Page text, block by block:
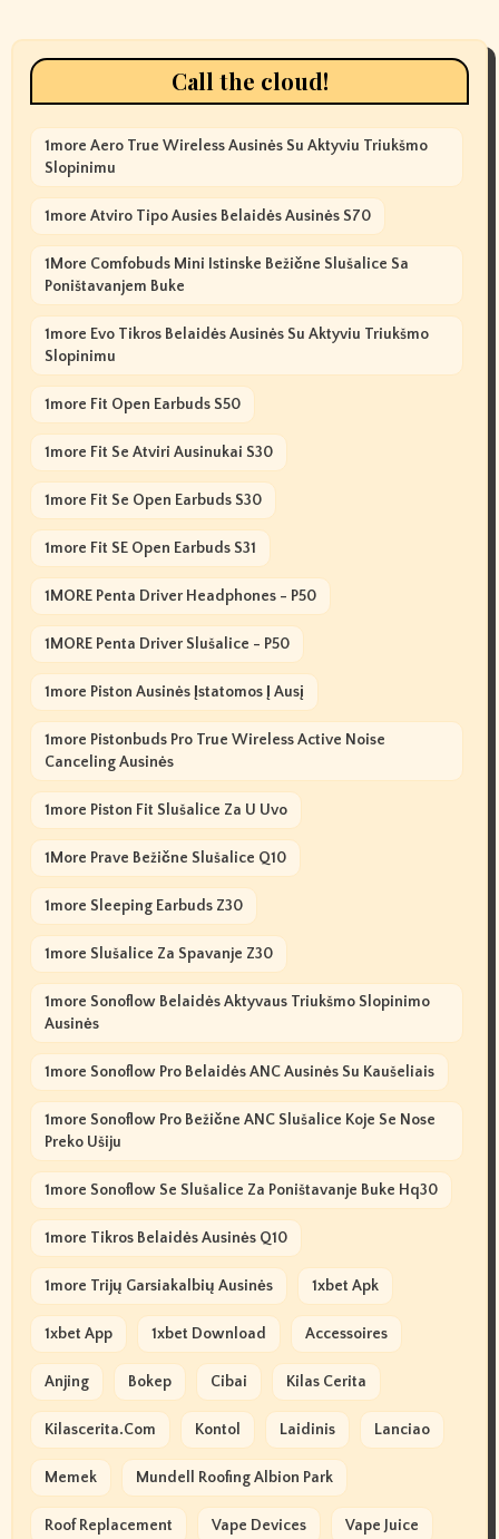
Call the cloud!
1more Aero True Wireless Ausinės Su Aktyviu Triukšmo
Slopinimu
1more Atviro Tipo Ausies Belaidės Ausinės S70
1More Comfobuds Mini Istinske Bežične Slušalice Sa
Poništavanjem Buke
1more Evo Tikros Belaidės Ausinės Su Aktyviu Triukšmo
Slopinimu
1more Fit Open Earbuds S50
1more Fit Se Atviri Ausinukai S30
1more Fit Se Open Earbuds S30
1more Fit SE Open Earbuds S31
1MORE Penta Driver Headphones - P50
1MORE Penta Driver Slušalice - P50
1more Piston Ausinės Įstatomos Į Ausį
1more Pistonbuds Pro True Wireless Active Noise
Canceling Ausinės
1more Piston Fit Slušalice Za U Uvo
1More Prave Bežične Slušalice Q10
1more Sleeping Earbuds Z30
1more Slušalice Za Spavanje Z30
1more Sonoflow Belaidės Aktyvaus Triukšmo Slopinimo
Ausinės
1more Sonoflow Pro Belaidės ANC Ausinės Su Kaušeliais
1more Sonoflow Pro Bežične ANC Slušalice Koje Se Nose
Preko Ušiju
1more Sonoflow Se Slušalice Za Poništavanje Buke Hq30
1more Tikros Belaidės Ausinės Q10
1more Trijų Garsiakalbių Ausinės 1xbet Apk
1xbet App 1xbet Download Accessoires
Anjing Bokep Cibai Kilas Cerita
Kilascerita.com Kontol Laidinis Lanciao
Memek Mundell Roofing Albion Park
Roof Replacement Vape Devices Vape Juice